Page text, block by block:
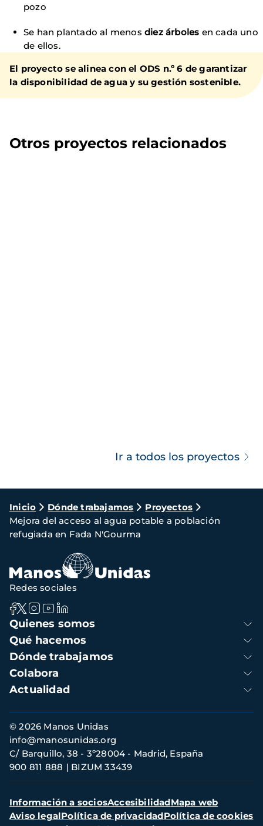
pozo
Se han plantado al menos diez árboles en cada uno
de ellos.
El proyecto se alinea con el ODS n.º 6 de garantizar
la disponibilidad de agua y su gestión sostenible.
Otros proyectos relacionados
Ir a todos los proyectos
Ruta
de
navegación
Inicio Dónde trabajamos
Proyectos
Mejora del acceso al agua potable a población
refugiada en Fada N'Gourma
Navegación
principal
Quienes somos
Qué hacemos
Dónde trabajamos
Colabora
Actualidad
Redes sociales
Información
de
contacto
© 2026 Manos Unidas
C/ Barquillo, 38 - 3º28004 - Madrid, España
900 811 888
BIZUM 33439
info@manosunidas.org
Menú
secundario
Información a sociosAccesibilidadMapa web
Aviso legalPolítica de privacidadPolítica de cookies